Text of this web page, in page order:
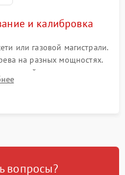
и калибровка
или газовой магистрали.
на разных мощностях.
таймера, индикаторов
защиты от перегрева.
вопросы?